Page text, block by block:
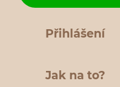
Přihlášení
Jak na to?